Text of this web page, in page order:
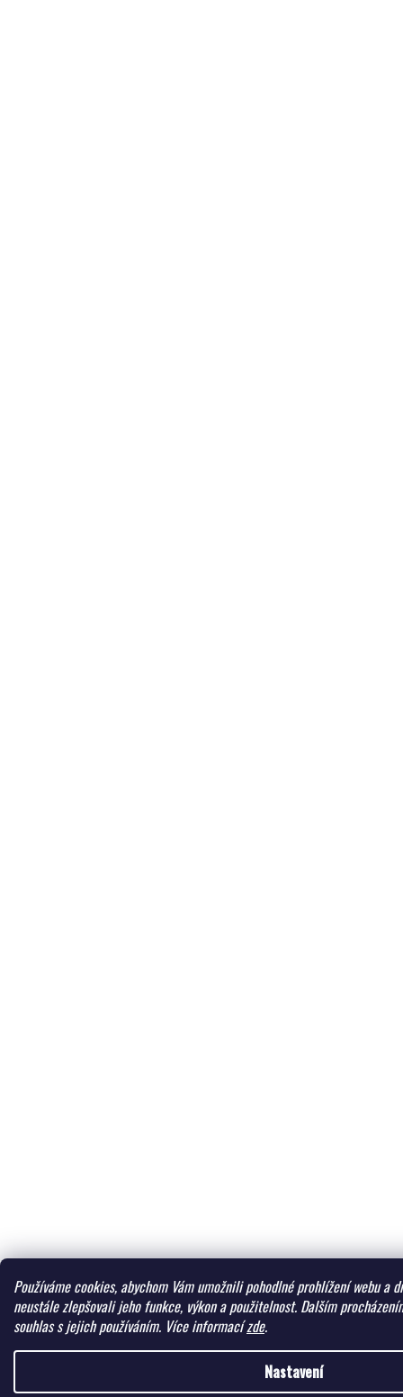
Používáme cookies, abychom Vám umožnili pohodlné prohlížení webu a
neustále zlepšovali jeho funkce, výkon a použitelnost. Dalším
souhlas s jejich používáním. Více informacízde.
Nastavení